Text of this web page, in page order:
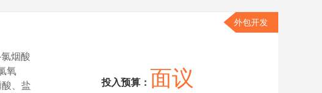
烟酸
氧
、盐
投入预算： 面议
外包开发